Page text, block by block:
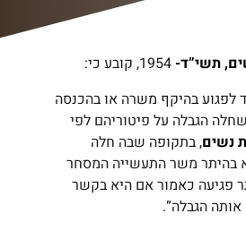
1954, קובע כי:
לפגוע בהיקף משרה או בהכנסה
הגבלה על פיטוריהם לפי
, בתקופה שבה חלה
בהיתר משר התעשייה המסחר
פגיעה כאמור אם היא בקשר
הגבלה”.